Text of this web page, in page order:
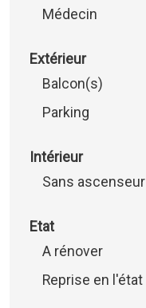
Médecin
Extérieur
Balcon(s)
Parking
Intérieur
Sans ascenseur
Etat
A rénover
Reprise en l'état